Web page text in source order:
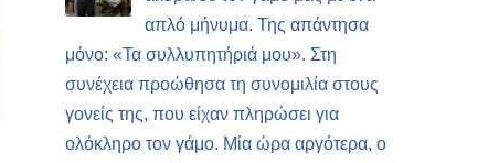
απλό μήνυμα. Της απάντησα
μόνο: «Τα συλλυπητήριά μου». Στη
συνέχεια προώθησα τη συνομιλία στους
γονείς της, που είχαν πληρώσει για
ολόκληρο τον γάμο. Μία ώρα αργότερα, ο